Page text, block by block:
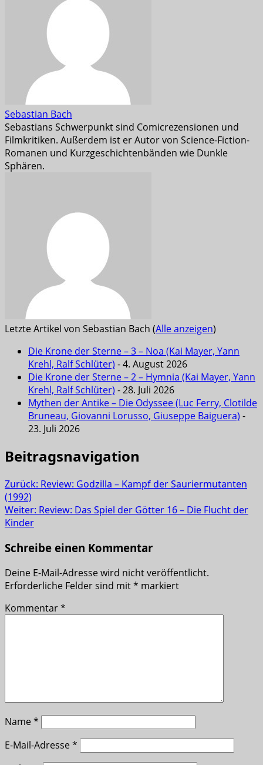
Sebastian Bach
Sebastians Schwerpunkt sind Comicrezensionen und
Filmkritiken. Außerdem ist er Autor von Science-Fiction-
Romanen und Kurzgeschichtenbänden wie Dunkle
Sphären.
Letzte Artikel von Sebastian Bach (Alle anzeigen)
Die Krone der Sterne – 3 – Noa (Kai Mayer, Yann
Krehl, Ralf Schlüter) - 4. August 2026
Die Krone der Sterne – 2 – Hymnia (Kai Mayer, Yann
Krehl, Ralf Schlüter) - 28. Juli 2026
Mythen der Antike – Die Odyssee (Luc Ferry, Clotilde
Bruneau, Giovanni Lorusso, Giuseppe Baiguera) -
23. Juli 2026
Beitragsnavigation
Zurück: Review: Godzilla – Kampf der Sauriermutanten
(1992)
Weiter: Review: Das Spiel der Götter 16 – Die Flucht der
Kinder
Schreibe einen Kommentar
Deine E-Mail-Adresse wird nicht veröffentlicht.
Erforderliche Felder sind mit* markiert
Kommentar*
Name*
E-Mail-Adresse*